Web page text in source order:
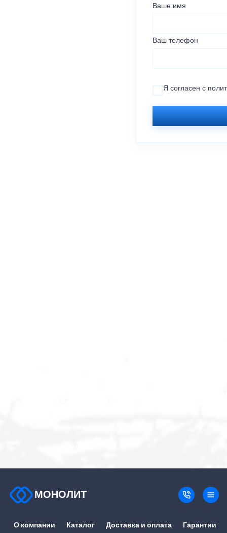
Ваше имя
Ваш телефон
Я согласен с
МОНОЛИТ
О компании Каталог Доставка и оплата Гарантии